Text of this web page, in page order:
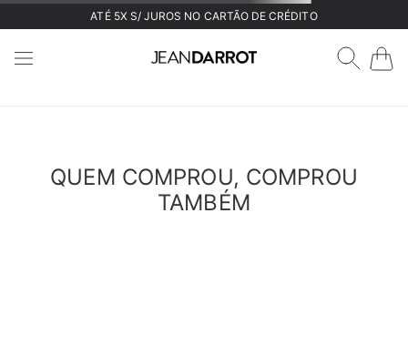
ATÉ 5X S/ JUROS NO CARTÃO DE CRÉDITO
QUEM COMPROU, COMPROU
TAMBÉM